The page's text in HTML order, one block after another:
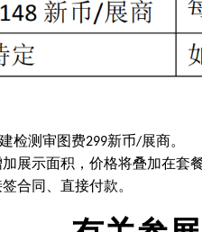
检测审图费299新币/展商。
展示面积，价格将叠加在套
合同、直接付款。